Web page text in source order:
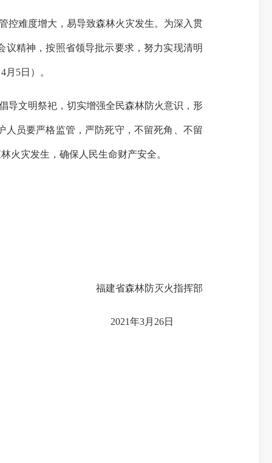
控难度增大，易导致森林火灾发生。为深入贯
精神，按照省领导批示要求，努力实现清明
5日）。
导文明祭祀，切实增强全民森林防火意识，形
员要严格监管，严防死守，不留死角、不留
火灾发生，确保人民生命财产安全。
福建省森林防灭火指挥部
2021年3月26日